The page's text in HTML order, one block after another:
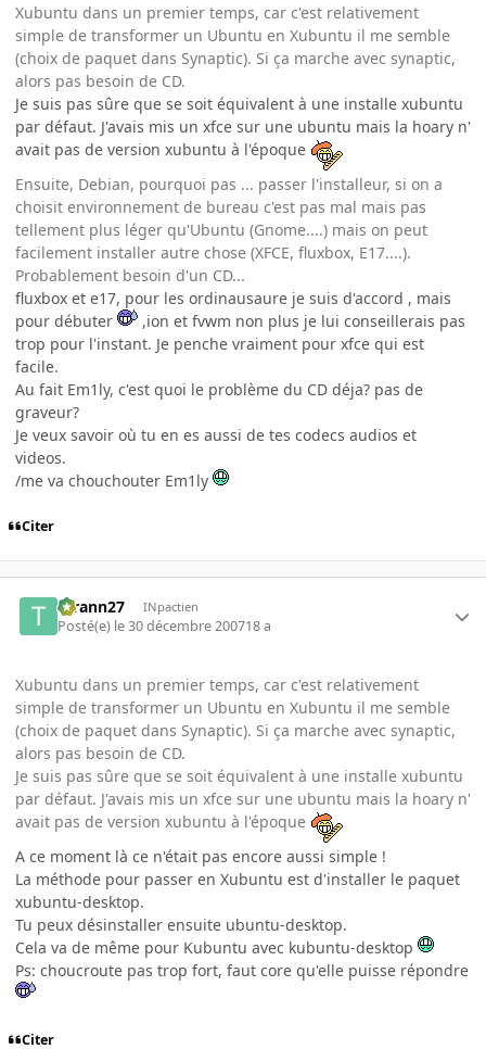
Xubuntu dans un premier temps, car c'est relativement
simple de transformer un Ubuntu en Xubuntu il me semble
(choix de paquet dans Synaptic). Si ça marche avec synaptic,
alors pas besoin de CD.
Je suis pas sûre que se soit équivalent à une installe xubuntu
par défaut. J'avais mis un xfce sur une ubuntu mais la hoary n'
avait pas de version xubuntu à l'époque
Ensuite, Debian, pourquoi pas ... passer l'installeur, si on a
choisit environnement de bureau c'est pas mal mais pas
tellement plus léger qu'Ubuntu (Gnome....) mais on peut
facilement installer autre chose (XFCE, fluxbox, E17....).
Probablement besoin d'un CD...
fluxbox et e17, pour les ordinausaure je suis d'accord , mais
pour débuter
,ion et fvwm non plus je lui conseillerais pas
trop pour l'instant. Je penche vraiment pour xfce qui est
facile.
Au fait Em1ly, c'est quoi le problème du CD déja? pas de
graveur?
Je veux savoir où tu en es aussi de tes codecs audios et
videos.
/me va chouchouter Em1ly
Citer
tyrann27 INpactien
Posté(e) le 30 décembre 200718 a
Xubuntu dans un premier temps, car c'est relativement
simple de transformer un Ubuntu en Xubuntu il me semble
(choix de paquet dans Synaptic). Si ça marche avec synaptic,
alors pas besoin de CD.
Je suis pas sûre que se soit équivalent à une installe xubuntu
par défaut. J'avais mis un xfce sur une ubuntu mais la hoary n'
avait pas de version xubuntu à l'époque
A ce moment là ce n'était pas encore aussi simple !
La méthode pour passer en Xubuntu est d'installer le paquet
xubuntu-desktop.
Tu peux désinstaller ensuite ubuntu-desktop.
Cela va de même pour Kubuntu avec kubuntu-desktop
Ps: choucroute pas trop fort, faut core qu'elle puisse répondre
Citer